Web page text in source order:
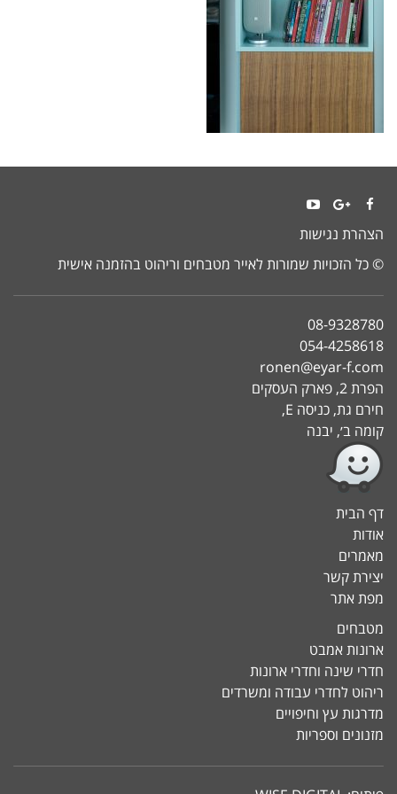
Facebook
Google+
YouTubeהצהרת נגישות
© כל הזכויות שמורות לאייר מטבחים וריהוט בהזמנה אישית
08-9328780
054-4258618
ronen@eyar-f.com
הפרת 2, פארק העסקים
חירם גת, כניסה E,
קומה ב׳, יבנה
דף הבית
אודות
מאמרים
יצירת קשר
מפת אתר
מטבחים
ארונות אמבט
חדרי שינה וחדרי ארונות
ריהוט לחדרי עבודה ומשרדים
מדרגות עץ וחיפויים
מזנונים וספריות